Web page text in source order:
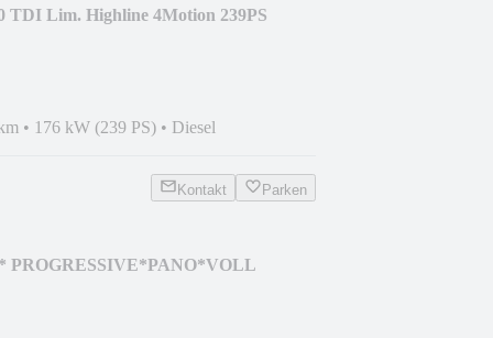
TDI Lim. Highline 4Motion 239PS
• 176 kW (239 PS) • Diesel
Kontakt Parken
PROGRESSIVE*PANO*VOLL